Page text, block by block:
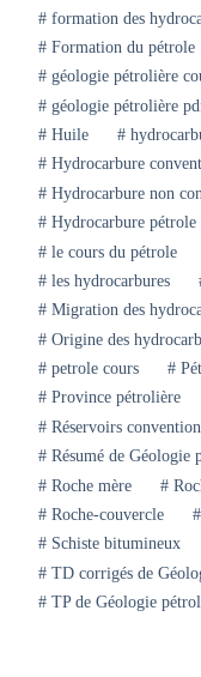
#formation des
#Formation du pétrole
#géologie pétrolière
#géologie pétrolière
#Huile #
#Hydrocarbure
#Hydrocarbure non
#Hydrocarbure pétrole
#le cours du pétrole
#les hydrocarbures
#Migration des
#Origine des
#petrole cours #
#Province pétrolière
#Réservoirs
#Résumé de Géologie
#Roche mère #
#Roche-couvercle #
#Schiste bitumineux
#TD corrigés de
#TP de Géologie